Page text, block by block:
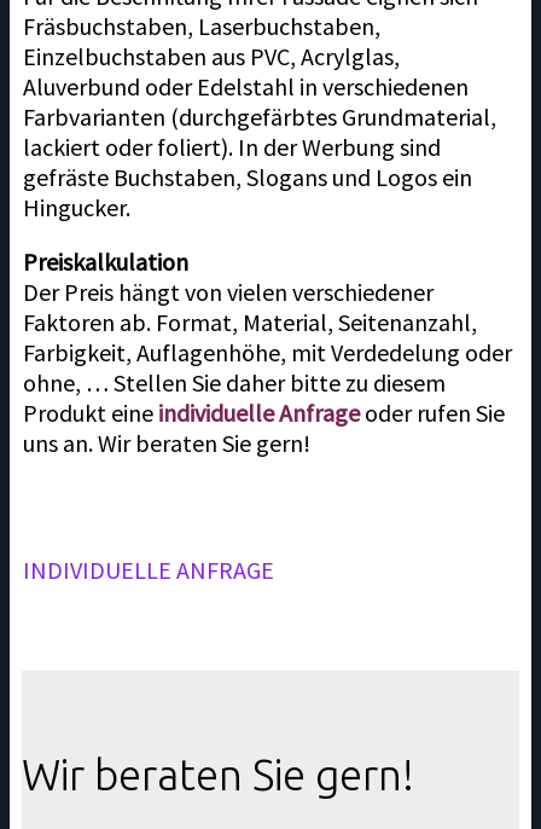
Fräsbuchstaben, Laserbuchstaben,
Einzelbuchstaben aus PVC, Acrylglas,
Aluverbund oder Edelstahl in verschiedenen
Farbvarianten (durchgefärbtes Grundmaterial,
lackiert oder foliert). In der Werbung sind
gefräste Buchstaben, Slogans und Logos ein
Hingucker.
Preiskalkulation
Der Preis hängt von vielen verschiedener
Faktoren ab. Format, Material, Seitenanzahl,
Farbigkeit, Auflagenhöhe, mit Verdedelung oder
ohne, … Stellen Sie daher bitte zu diesem
Produkt eine individuelle Anfrageoder rufen Sie
uns an. Wir beraten Sie gern!
INDIVIDUELLE ANFRAGE
Wir beraten Sie gern!